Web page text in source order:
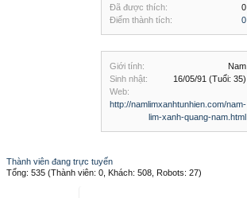
Đã được thích:
0
Điểm thành tích:
0
Giới tính:
Nam
Sinh nhật:
16/05/91 (Tuổi: 35)
Web:
http://namlimxanhtunhien.com/nam-
lim-xanh-quang-nam.html
Thành viên đang trực tuyến
Tổng: 535 (Thành viên: 0, Khách: 508, Robots: 27)